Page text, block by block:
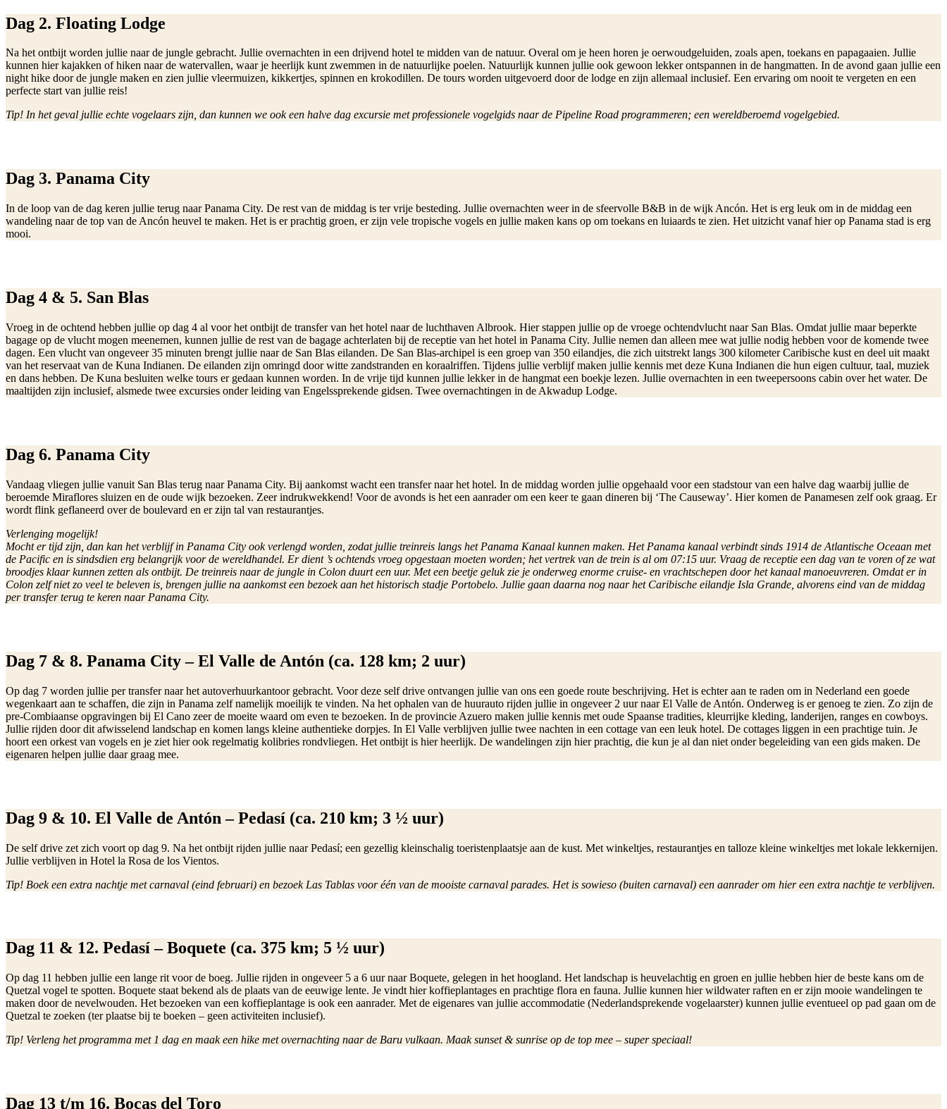
Dag 2. Floating Lodge
Na het ontbijt worden jullie naar de jungle gebracht. Jullie overnachten in een drijvend hotel te midden van de natuur. Overal om je heen horen je oerwoudgeluiden, zoals apen, toekans en papagaaien. Jullie
kunnen hier kajakken of hiken naar de watervallen, waar je heerlijk kunt zwemmen in de natuurlijke poelen. Natuurlijk kunnen jullie ook gewoon lekker ontspannen in de hangmatten. In de avond gaan jullie een
night hike door de jungle maken en zien jullie vleermuizen, kikkertjes, spinnen en krokodillen. De tours worden uitgevoerd door de lodge en zijn allemaal inclusief. Een ervaring om nooit te vergeten en een
perfecte start van jullie reis!
Tip! In het geval jullie echte vogelaars zijn, dan kunnen we ook een halve dag excursie met professionele vogelgids naar de Pipeline Road programmeren; een wereldberoemd vogelgebied.
Dag 3. Panama City
In de loop van de dag keren jullie terug naar Panama City. De rest van de middag is ter vrije besteding. Jullie overnachten weer in de sfeervolle B&B in de wijk Ancón. Het is erg leuk om in de middag een
wandeling naar de top van de Ancón heuvel te maken. Het is er prachtig groen, er zijn vele tropische vogels en jullie maken kans op om toekans en luiaards te zien. Het uitzicht vanaf hier op Panama stad is erg
mooi.
Dag 4 & 5. San Blas
Vroeg in de ochtend hebben jullie op dag 4 al voor het ontbijt de transfer van het hotel naar de luchthaven Albrook. Hier stappen jullie op de vroege ochtendvlucht naar San Blas. Omdat jullie maar beperkte
bagage op de vlucht mogen meenemen, kunnen jullie de rest van de bagage achterlaten bij de receptie van het hotel in Panama City. Jullie nemen dan alleen mee wat jullie nodig hebben voor de komende twee
dagen. Een vlucht van ongeveer 35 minuten brengt jullie naar de San Blas eilanden. De San Blas-archipel is een groep van 350 eilandjes, die zich uitstrekt langs 300 kilometer Caribische kust en deel uit maakt
van het reservaat van de Kuna Indianen. De eilanden zijn omringd door witte zandstranden en koraalriffen. Tijdens jullie verblijf maken jullie kennis met deze Kuna Indianen die hun eigen cultuur, taal, muziek
en dans hebben. De Kuna besluiten welke tours er gedaan kunnen worden. In de vrije tijd kunnen jullie lekker in de hangmat een boekje lezen. Jullie overnachten in een tweepersoons cabin over het water. De
maaltijden zijn inclusief, alsmede twee excursies onder leiding van Engelssprekende gidsen. Twee overnachtingen in de Akwadup Lodge.
Dag 6. Panama City
Vandaag vliegen jullie vanuit San Blas terug naar Panama City. Bij aankomst wacht een transfer naar het hotel. In de middag worden jullie opgehaald voor een stadstour van een halve dag waarbij jullie de
beroemde Miraflores sluizen en de oude wijk bezoeken. Zeer indrukwekkend! Voor de avonds is het een aanrader om een keer te gaan dineren bij ‘The Causeway’. Hier komen de Panamesen zelf ook graag. Er
wordt flink geflaneerd over de boulevard en er zijn tal van restaurantjes.
Verlenging mogelijk!
Mocht er tijd zijn, dan kan het verblijf in Panama City ook verlengd worden, zodat jullie treinreis langs het Panama Kanaal kunnen maken. Het Panama kanaal verbindt sinds 1914 de Atlantische Oceaan met
de Pacific en is sindsdien erg belangrijk voor de wereldhandel. Er dient ’s ochtends vroeg opgestaan moeten worden; het vertrek van de trein is al om 07:15 uur. Vraag de receptie een dag van te voren of ze wat
broodjes klaar kunnen zetten als ontbijt. De treinreis naar de jungle in Colon duurt een uur. Met een beetje geluk zie je onderweg enorme cruise- en vrachtschepen door het kanaal manoeuvreren. Omdat er in
Colon zelf niet zo veel te beleven is, brengen jullie na aankomst een bezoek aan het historisch stadje Portobelo. Jullie gaan daarna nog naar het Caribische eilandje Isla Grande, alvorens eind van de middag
per transfer terug te keren naar Panama City.
Dag 7 & 8. Panama City – El Valle de Antón (ca. 128 km; 2 uur)
Op dag 7 worden jullie per transfer naar het autoverhuurkantoor gebracht. Voor deze self drive ontvangen jullie van ons een goede route beschrijving. Het is echter aan te raden om in Nederland een goede
wegenkaart aan te schaffen, die zijn in Panama zelf namelijk moeilijk te vinden. Na het ophalen van de huurauto rijden jullie in ongeveer 2 uur naar El Valle de Antón. Onderweg is er genoeg te zien. Zo zijn de
pre-Combiaanse opgravingen bij El Cano zeer de moeite waard om even te bezoeken. In de provincie Azuero maken jullie kennis met oude Spaanse tradities, kleurrijke kleding, landerijen, ranges en cowboys.
Jullie rijden door dit afwisselend landschap en komen langs kleine authentieke dorpjes. In El Valle verblijven jullie twee nachten in een cottage van een leuk hotel. De cottages liggen in een prachtige tuin. Je
hoort een orkest van vogels en je ziet hier ook regelmatig kolibries rondvliegen. Het ontbijt is hier heerlijk. De wandelingen zijn hier prachtig, die kun je al dan niet onder begeleiding van een gids maken. De
eigenaren helpen jullie daar graag mee.
Dag 9 & 10. El Valle de Antón – Pedasí (ca. 210 km; 3 ½ uur)
De self drive zet zich voort op dag 9. Na het ontbijt rijden jullie naar Pedasí; een gezellig kleinschalig toeristenplaatsje aan de kust. Met winkeltjes, restaurantjes en talloze kleine winkeltjes met lokale lekkernijen.
Jullie verblijven in Hotel la Rosa de los Vientos.
Tip! Boek een extra nachtje met carnaval (eind februari) en bezoek Las Tablas voor één van de mooiste carnaval parades. Het is sowieso (buiten carnaval) een aanrader om hier een extra nachtje te verblijven.
Dag 11 & 12. Pedasí – Boquete (ca. 375 km; 5 ½ uur)
Op dag 11 hebben jullie een lange rit voor de boeg. Jullie rijden in ongeveer 5 a 6 uur naar Boquete, gelegen in het hoogland. Het landschap is heuvelachtig en groen en jullie hebben hier de beste kans om de
Quetzal vogel te spotten. Boquete staat bekend als de plaats van de eeuwige lente. Je vindt hier koffieplantages en prachtige flora en fauna. Jullie kunnen hier wildwater raften en er zijn mooie wandelingen te
maken door de nevelwouden. Het bezoeken van een koffieplantage is ook een aanrader. Met de eigenares van jullie accommodatie (Nederlandsprekende vogelaarster) kunnen jullie eventueel op pad gaan om de
Quetzal te zoeken (ter plaatse bij te boeken – geen activiteiten inclusief).
Tip! Verleng het programma met 1 dag en maak een hike met overnachting naar de Baru vulkaan. Maak sunset & sunrise op de top mee – super speciaal!
Dag 13 t/m 16. Bocas del Toro